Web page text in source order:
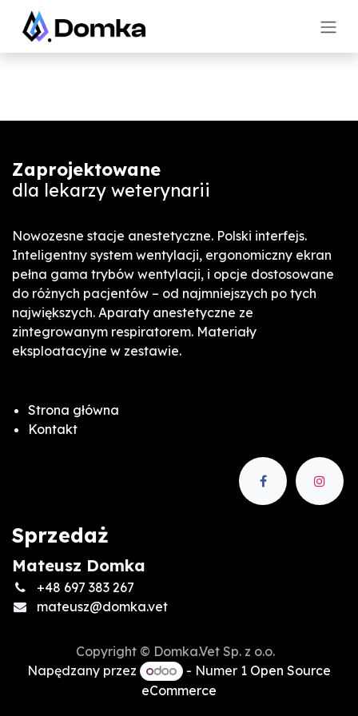
Skip to Content
Zaprojektowane
dla lekarzy weterynarii
Nowozesne stacje anestetyczne. Polski interfejs.
Inteligentny system wentylacji, ergonomiczny ekran
pełna gama trybów wentylacji, i opcje dostosowane
do różnych pacjentów – od najmniejszych po tych
największych. Aparaty anestetyczne ze
zintegrowanym respiratorem. Materiały
eksploatacyjne w zestawie.
Strona główna
Kontakt
Sprzedaż
Mateusz Domka
+48 697 383 267
mateusz@domka.vet
Copyright © Domka.Vet Sp. z o.o.
Napędzany przez
- Numer 1 Open Source
eCommerce